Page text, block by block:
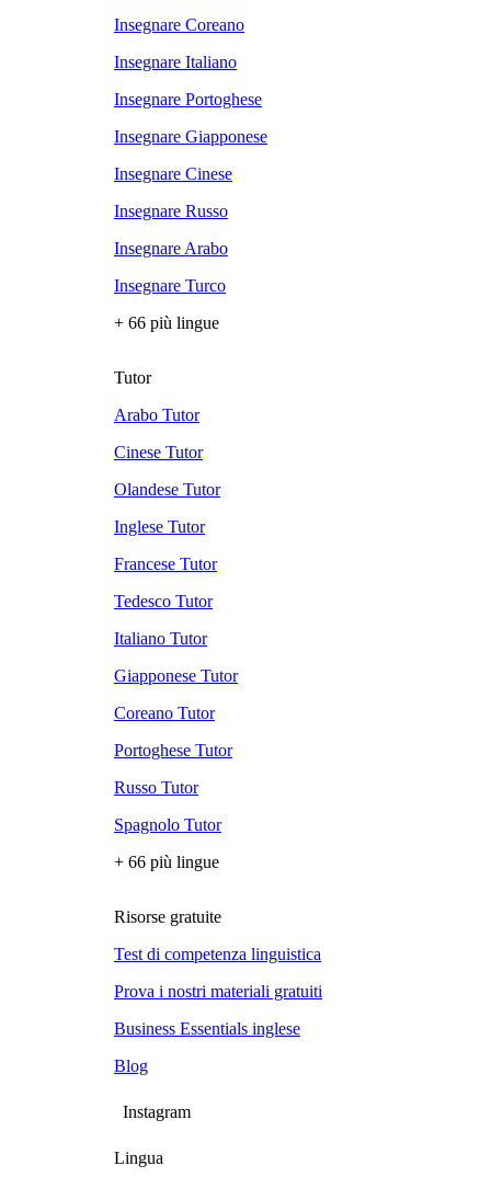
Insegnare Coreano
Insegnare Italiano
Insegnare Portoghese
Insegnare Giapponese
Insegnare Cinese
Insegnare Russo
Insegnare Arabo
Insegnare Turco
+ 66 più lingue
Tutor
Arabo Tutor
Cinese Tutor
Olandese Tutor
Inglese Tutor
Francese Tutor
Tedesco Tutor
Italiano Tutor
Giapponese Tutor
Coreano Tutor
Portoghese Tutor
Russo Tutor
Spagnolo Tutor
+ 66 più lingue
Risorse gratuite
Test di competenza linguistica
Prova i nostri materiali gratuiti
Business Essentials inglese
Blog
Instagram
Lingua